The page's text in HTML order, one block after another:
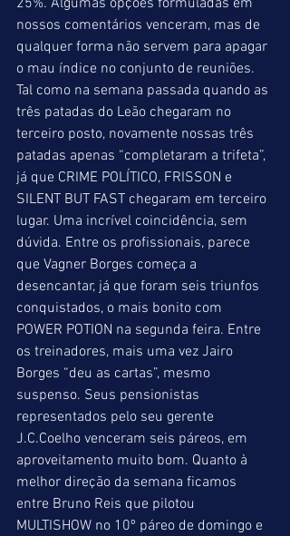
25%. Algumas opções formuladas em
nossos comentários venceram, mas de
qualquer forma não servem para apagar
o mau índice no conjunto de reuniões.
Tal como na semana passada quando as
três patadas do Leão chegaram no
terceiro posto, novamente nossas três
patadas apenas “completaram a trifeta”,
já que CRIME POLÍTICO, FRISSON e
SILENT BUT FAST chegaram em terceiro
lugar. Uma incrível coincidência, sem
dúvida. Entre os profissionais, parece
que Vagner Borges começa a
desencantar, já que foram seis triunfos
conquistados, o mais bonito com
POWER POTION na segunda feira. Entre
os treinadores, mais uma vez Jairo
Borges “deu as cartas”, mesmo
suspenso. Seus pensionistas
representados pelo seu gerente
J.C.Coelho venceram seis páreos, em
aproveitamento muito bom. Quanto à
melhor direção da semana ficamos
entre Bruno Reis que pilotou
MULTISHOW no 10º páreo de domingo e